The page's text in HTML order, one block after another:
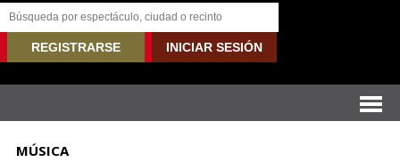
REGISTRARSE INICIAR SESIÓN
MÚSICA